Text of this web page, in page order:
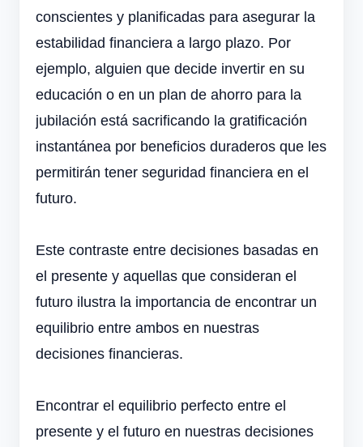
conscientes y planificadas para asegurar la
estabilidad financiera a largo plazo. Por
ejemplo, alguien que decide invertir en su
educación o en un plan de ahorro para la
jubilación está sacrificando la gratificación
instantánea por beneficios duraderos que les
permitirán tener seguridad financiera en el
futuro.
Este contraste entre decisiones basadas en
el presente y aquellas que consideran el
futuro ilustra la importancia de encontrar un
equilibrio entre ambos en nuestras
decisiones financieras.
Encontrar el equilibrio perfecto entre el
presente y el futuro en nuestras decisiones